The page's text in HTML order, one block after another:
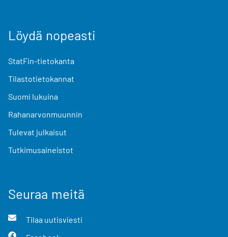
Löydä nopeasti
StatFin-tietokanta
Tilastotietokannat
Suomi lukuina
Rahanarvonmuunnin
Tulevat julkaisut
Tutkimusaineistot
Seuraa meitä
Tilaa uutisviesti